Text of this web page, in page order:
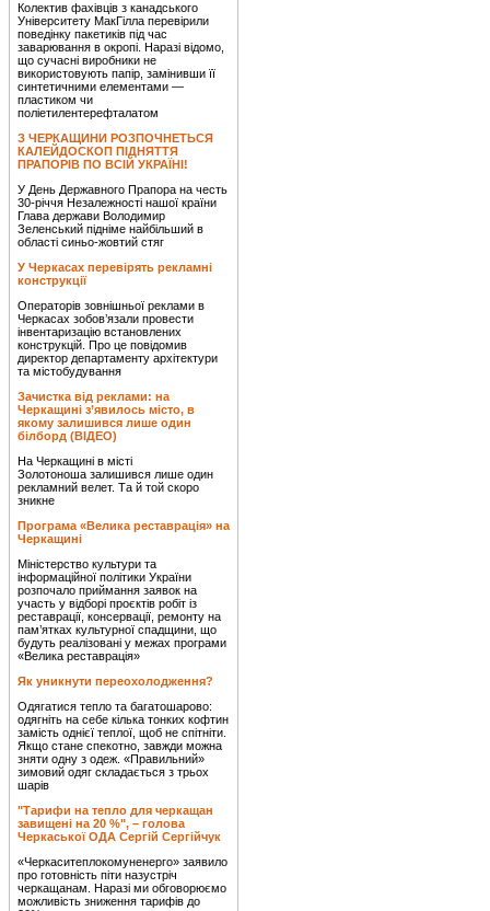
Колектив фахівців з канадського
Університету МакГілла перевірили
поведінку пакетиків під час
заварювання в окропі. Наразі відомо,
що сучасні виробники не
використовують папір, замінивши її
синтетичними елементами —
пластиком чи
поліетилентерефталатом
З ЧЕРКАЩИНИ РОЗПОЧНЕТЬСЯ
КАЛЕЙДОСКОП ПІДНЯТТЯ
ПРАПОРІВ ПО ВСІЙ УКРАЇНІ!
У День Державного Прапора на честь
30-річчя Незалежності нашої країни
Глава держави Володимир
Зеленський підніме найбільший в
області синьо-жовтий стяг
У Черкасах перевірять рекламні
конструкції
Операторів зовнішньої реклами в
Черкасах зобов’язали провести
інвентаризацію встановлених
конструкцій. Про це повідомив
директор департаменту архітектури
та містобудування
Зачистка від реклами: на
Черкащині з’явилось місто, в
якому залишився лише один
білборд (ВІДЕО)
На Черкащині в місті
Золотоноша залишився лише один
рекламний велет. Та й той скоро
зникне
Програма «Велика реставрація» на
Черкащині
Міністерство культури та
інформаційної політики України
розпочало приймання заявок на
участь у відборі проєктів робіт із
реставрації, консервації, ремонту на
пам’ятках культурної спадщини, що
будуть реалізовані у межах програми
«Велика реставрація»
Як уникнути переохолодження?
Одягатися тепло та багатошарово:
одягніть на себе кілька тонких кофтин
замість однієї теплої, щоб не спітніти.
Якщо стане спекотно, завжди можна
зняти одну з одеж. «Правильний»
зимовий одяг складається з трьох
шарів
"Тарифи на тепло для черкащан
завищені на 20 %", – голова
Черкаської ОДА Сергій Сергійчук
«Черкаситеплокомуненерго» заявило
про готовність піти назустріч
черкащанам. Наразі ми обговорюємо
можливість зниження тарифів до